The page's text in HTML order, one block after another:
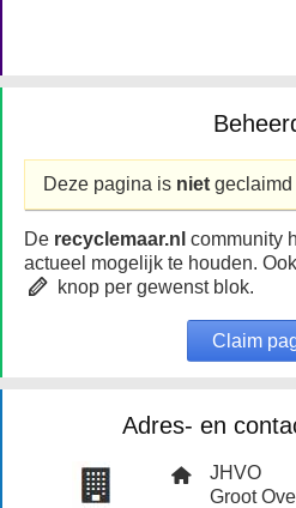
Deze pagina is niet geclaimd
De recyclemaar.nl community
actueel mogelijk te houden.
knop per gewenst blok.
Claim
Adres- en
JHVO
Groot